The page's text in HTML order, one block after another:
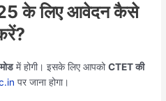
के लिए आवेदन कैसे
में होगी। इसके लिए आपकोCTET की
पर जाना होगा।